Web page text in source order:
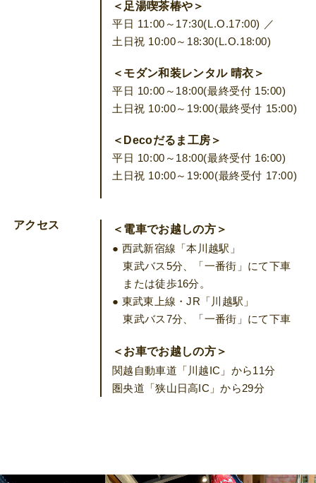
＜足湯喫茶椿や＞
平日 11:00～17:30(L.O.17:00) ／
土日祝 10:00～18:30(L.O.18:00)
＜モダン和装レンタル 晴衣＞
平日 10:00～18:00(最終受付 15:00)
土日祝 10:00～19:00(最終受付 15:00)
＜Decoだるま工房＞
平日 10:00～18:00(最終受付 16:00)
土日祝 10:00～19:00(最終受付 17:00)
アクセス
＜電車でお越しの方＞
● 西武新宿線「本川越駅」
東武バス5分、「一番街」にて下車
または徒歩16分。
● 東武東上線・JR「川越駅」
東武バス7分、「一番街」にて下車
＜お車でお越しの方＞
関越自動車道「川越IC」から11分
圏央道「狭山日高IC」から29分